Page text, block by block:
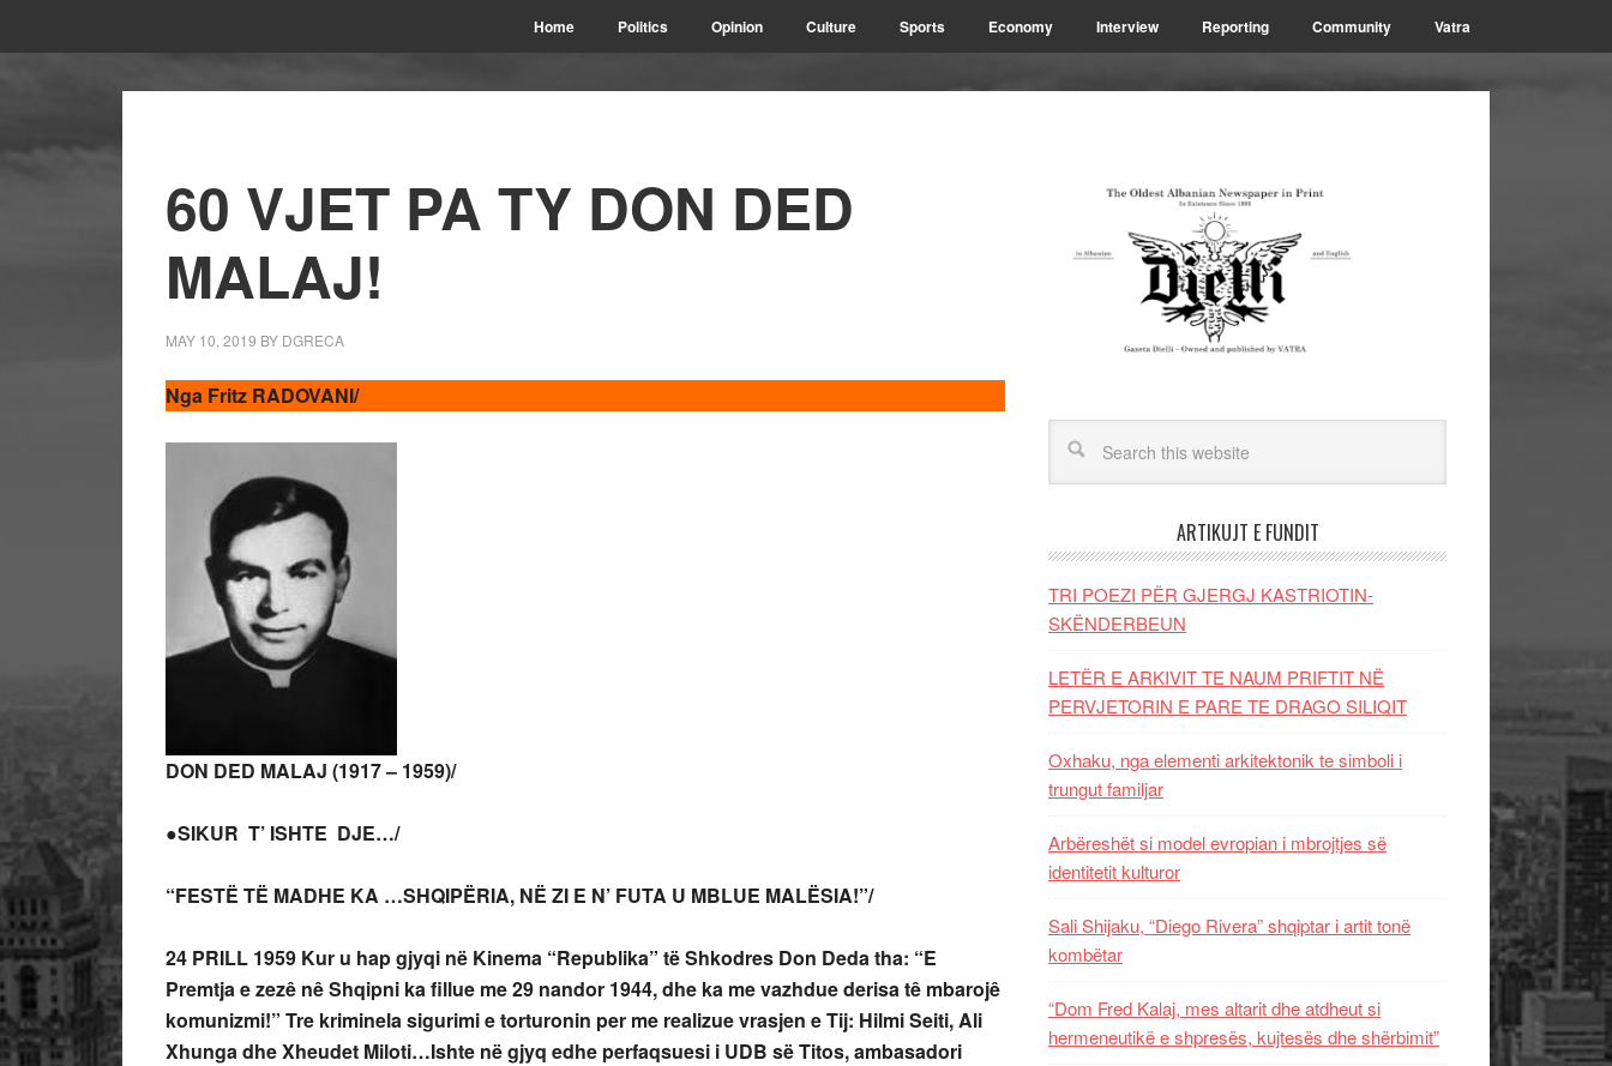
Home Politics Opinion Culture Sports Economy Interview Reporting Community Vatra
60 VJET PA TY DON DED
MALAJ!
MAY 10, 2019 BY DGRECA
Nga Fritz RADOVANI/
DON DED MALAJ (1917 – 1959)/
●SIKUR T’ ISHTE DJE…/
“FESTË TË MADHE KA …SHQIPËRIA, NË ZI E N’ FUTA U MBLUE MALËSIA!”/
24 PRILL 1959 Kur u hap gjyqi në Kinema “Republika” tëShkodres Don Deda tha: “E
Premtja e zezê nê Shqipni ka fillue me 29 nandor 1944, dhe ka me vazhdue derisa tê mbarojê
komunizmi!” Tre kriminela sigurimi e torturonin per me realizue vrasjen e Tij: Hilmi Seiti, Ali
Xhunga dhe Xheudet Miloti…Ishte në gjyq edhe perfaqsuesi i UDB së Titos, ambasadori
ARTIKUJT E FUNDIT
TRI POEZI PËR GJERGJ KASTRIOTIN-
SKËNDERBEUN
LETËR E ARKIVIT TE NAUM PRIFTIT NË
PERVJETORIN E PARE TE DRAGO SILIQIT
Oxhaku, nga elementi arkitektonik te simboli i
trungut familjar
Arbëreshët si model evropian i mbrojtjes së
identitetit kulturor
Sali Shijaku, “Diego Rivera” shqiptar i artit tonë
kombëtar
“Dom Fred Kalaj, mes altarit dhe atdheut si
hermeneutikë e shpresës, kujtesës dhe shërbimit”